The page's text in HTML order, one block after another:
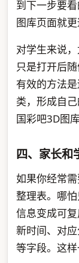
到下一步要
图库页面就更
对学生来说
只是打开后
有效的方法
类，形成自
国彩吧3D图
四、家长和
如果你经常
整理表。哪
信息变成可
新时间、对
等字段。这